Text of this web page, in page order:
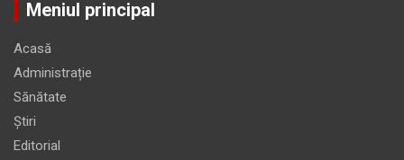
Meniul principal
Acasă
Administrație
Sănătate
Știri
Editorial